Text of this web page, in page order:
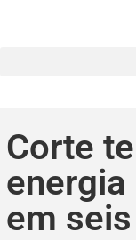
Corte
energia
em